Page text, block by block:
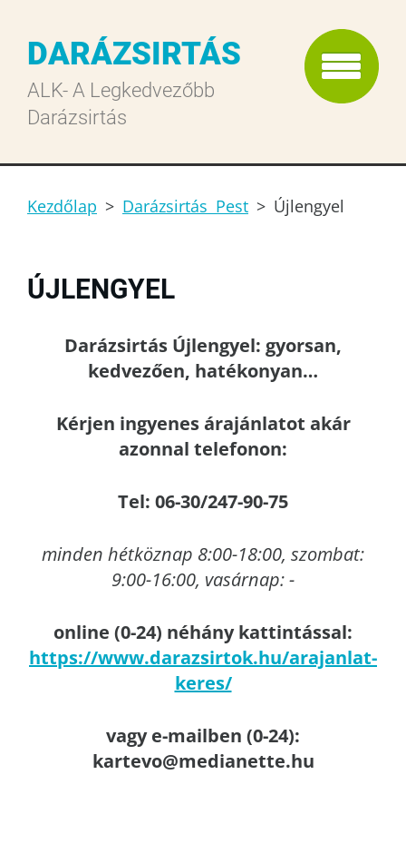
DARÁZSIRTÁS
ALK- A Legkedvezőbb
Darázsirtás
Kezdőlap > Darázsirtás Pest > Újlengyel
ÚJLENGYEL
Darázsirtás Újlengyel: gyorsan,
kedvezően, hatékonyan…
Kérjen ingyenes árajánlatot akár
azonnal telefonon:
Tel: 06-30/247-90-75
minden hétköznap 8:00-18:00, szombat:
9:00-16:00, vasárnap: -
online (0-24) néhány kattintással:
https://www.darazsirtok.hu/arajanlat-
keres/
vagy e-mailben (0-24):
kartevo@medianette.hu